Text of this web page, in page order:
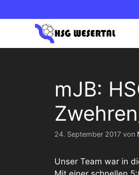
Inhalt
2. HERREN BEZIRKSLIGA
mJB:
24. September 2017 von
Unser Team war in